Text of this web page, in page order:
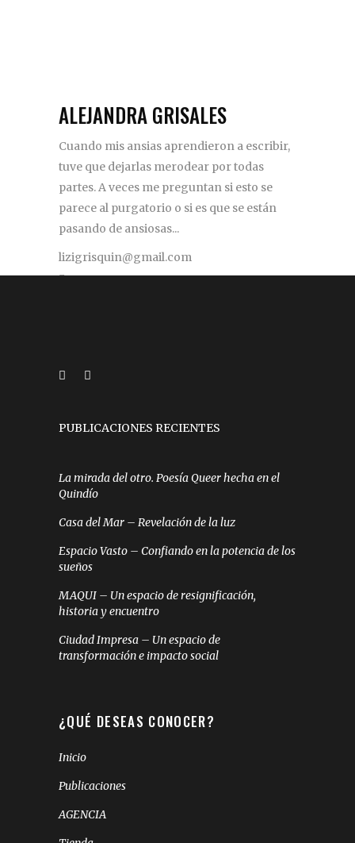
ALEJANDRA GRISALES
Cuando mis ansias aprendieron a escribir,
tuve que dejarlas merodear por todas
partes. A veces me preguntan si esto se
parece al purgatorio o si es que se están
pasando de ansiosas...
lizigrisquin@gmail.com
PUBLICACIONES RECIENTES
La mirada del otro. Poesía Queer hecha en el
Quindío
Casa del Mar – Revelación de la luz
Espacio Vasto – Confiando en la potencia de los
sueños
MAQUI – Un espacio de resignificación,
historia y encuentro
Ciudad Impresa – Un espacio de
transformación e impacto social
¿QUÉ DESEAS CONOCER?
Inicio
Publicaciones
AGENCIA